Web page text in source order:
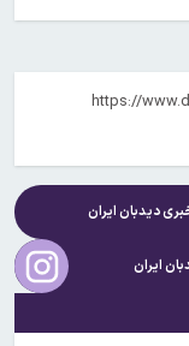
دیدبان ایران
ایران